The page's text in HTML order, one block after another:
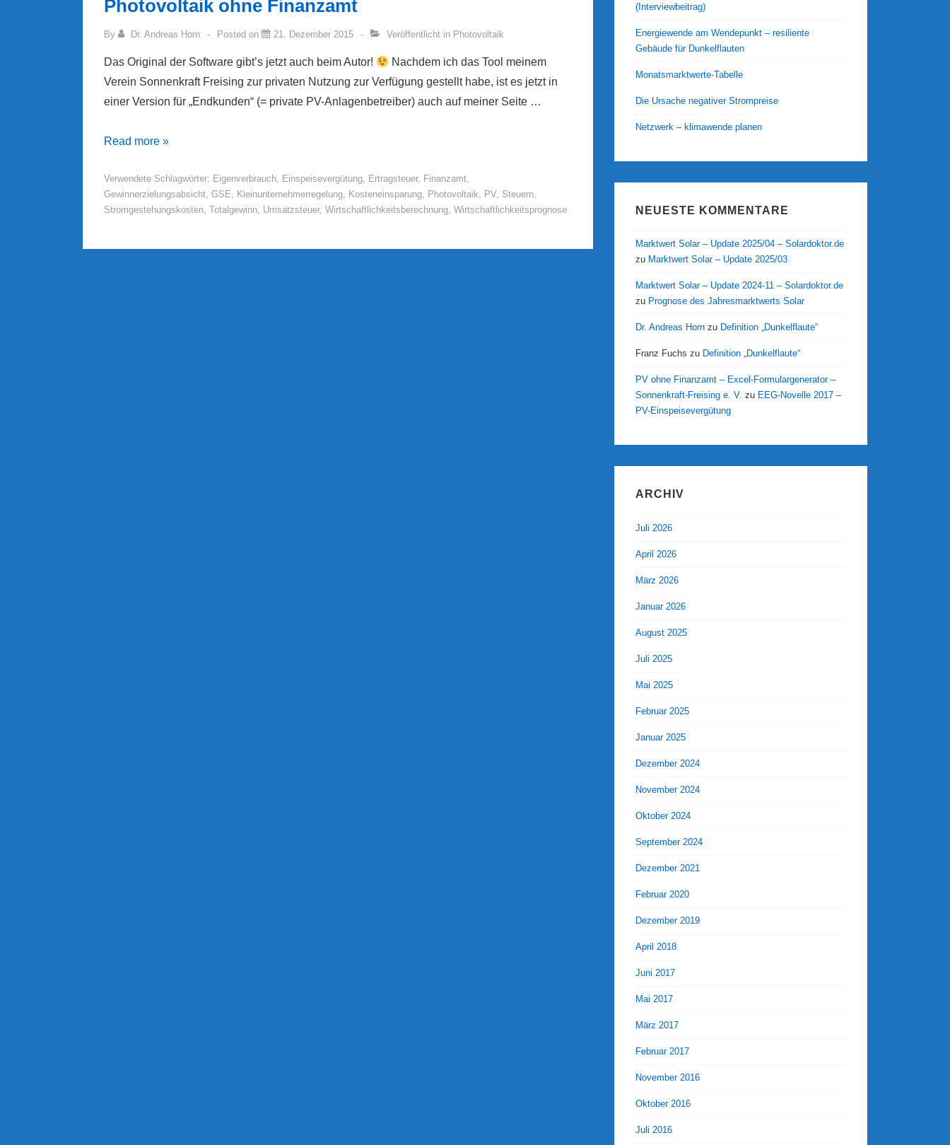
Photovoltaik ohne Finanzamt
By Dr. Andreas Horn Posted on 21. Dezember 2015 Veröffentlicht in Photovoltaik
Das Original der Software gibt’s jetzt auch beim Autor!
Nachdem ich das Tool meinem
Verein Sonnenkraft Freising zur privaten Nutzung zur Verfügung gestellt habe, ist es jetzt in
einer Version für „Endkunden“ (= private PV-Anlagenbetreiber) auch auf meiner Seite …
Photovoltaik
Finanzamt
Read more »
Verwendete Schlagwörter: Eigenverbrauch, Einspeisevergütung, Ertragsteuer, Finanzamt,
Gewinnerzielungsabsicht, GSE, Kleinunternehmerregelung, Kosteneinsparung, Photovoltaik, PV, Steuern,
Stromgestehungskosten, Totalgewinn, Umsatzsteuer, Wirtschaftlichkeitsberechnung, Wirtschaftlichkeitsprognose
(Interviewbeitrag)
Energiewende am Wendepunkt – resiliente
Gebäude für Dunkelflauten
Monatsmarktwerte-Tabelle
Die Ursache negativer Strompreise
Netzwerk – klimawende.planen
NEUESTE KOMMENTARE
Marktwert Solar – Update 2025/04 – Solardoktor.de
zu Marktwert Solar – Update 2025/03
Marktwert Solar – Update 2024-11 – Solardoktor.de
zu Prognose des Jahresmarktwerts Solar
Dr. Andreas Horn zu Definition „Dunkelflaute“
Franz Fuchs zu Definition „Dunkelflaute“
PV ohne Finanzamt – Excel-Formulargenerator –
Sonnenkraft-Freising e. V. zu EEG-Novelle 2017 –
PV-Einspeisevergütung
ARCHIV
Juli 2026
April 2026
März 2026
Januar 2026
August 2025
Juli 2025
Mai 2025
Februar 2025
Januar 2025
Dezember 2024
November 2024
Oktober 2024
September 2024
Dezember 2021
Februar 2020
Dezember 2019
April 2018
Juni 2017
Mai 2017
März 2017
Februar 2017
November 2016
Oktober 2016
Juli 2016